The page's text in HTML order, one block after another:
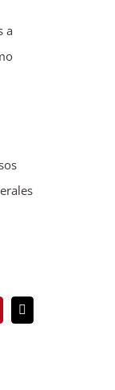
a
Correo
electrónico